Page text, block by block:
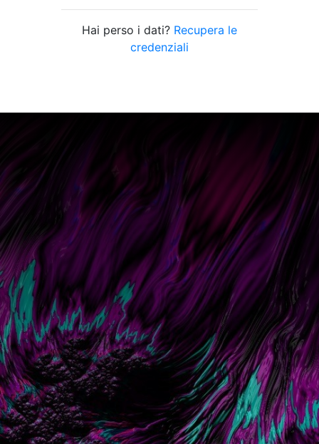
Hai perso i dati? Recupera le
credenziali